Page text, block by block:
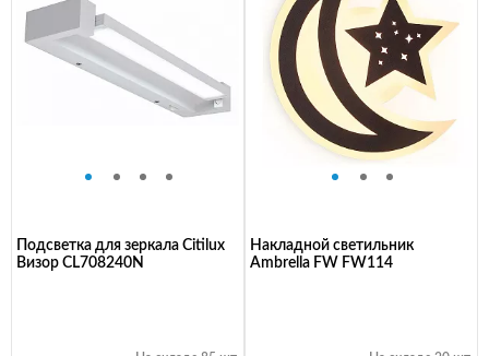
Подсветка для зеркала Citilux
Визор CL708240N
Накладной светильник
Ambrella FW FW114